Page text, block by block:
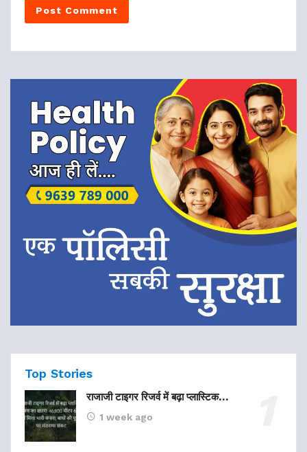
Top Stories
राजाजी टाइगर रिजर्व में बढ़ा प्लास्टिक…
1 week ago